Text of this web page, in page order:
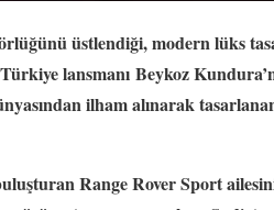
üstlendiği, modern lüks
lansmanı Beykoz
ilham alınarak
Range Rover Sport